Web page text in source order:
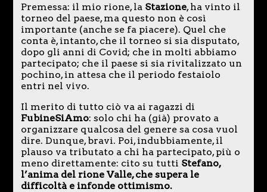
Premessa: il mio rione, la Stazione, ha vinto il
torneo del paese, ma questo non è così
importante (anche se fa piacere). Quel che
conta è, intanto, che il torneo si sia disputato,
dopo gli anni di Covid; che in molti abbiamo
partecipato; che il paese si sia rivitalizzato un
pochino, in attesa che il periodo festaiolo
entri nel vivo.
Il merito di tutto ciò va ai ragazzi di
FubineSiAmo: solo chi ha (già) provato a
organizzare qualcosa del genere sa cosa vuol
dire. Dunque, bravi. Poi, indubbiamente, il
plauso va tributato a chi ha partecipato, più o
meno direttamente: cito su tutti Stefano,
l’anima del rione Valle, che supera le
difficoltà e infonde ottimismo.